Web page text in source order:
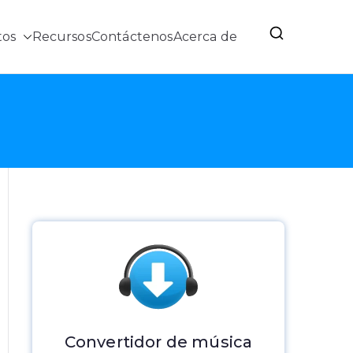
RecursosContáctenosAcerca de
Convertidor de música